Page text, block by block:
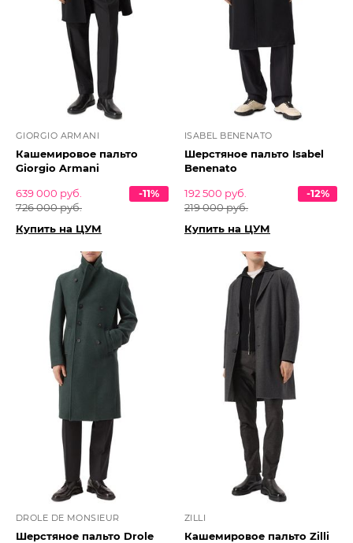
GIORGIO ARMANI
Кашемировое пальто
Giorgio Armani
639 000 руб.
726 000 руб.
-11%
Купить на ЦУМ
ISABEL BENENATO
Шерстяное пальто Isabel
Benenato
192 500 руб.
219 000 руб.
-12%
Купить на ЦУМ
DROLE DE MONSIEUR
Шерстяное пальто Drole
ZILLI
Кашемировое пальто Zilli